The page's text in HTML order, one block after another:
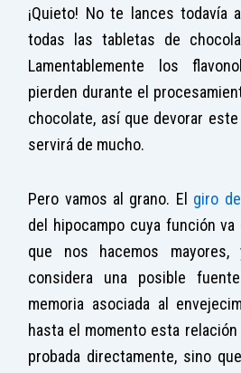
¡Quieto! No te lances todavía
todas las tabletas de
Lamentablemente los
pierden durante el
chocolate, así que devorar
servirá de mucho.
Pero vamos al grano. El giro
del hipocampo cuya función va
que nos hacemos
considera una posible
memoria asociada al
hasta el momento esta
probada directamente, sino